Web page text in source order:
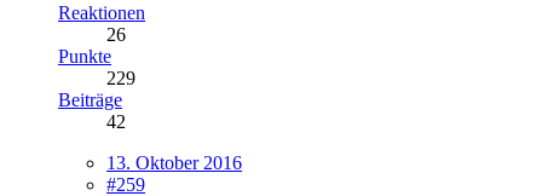
Reaktionen
26
Punkte
229
Beiträge
42
13. Oktober 2016
#259